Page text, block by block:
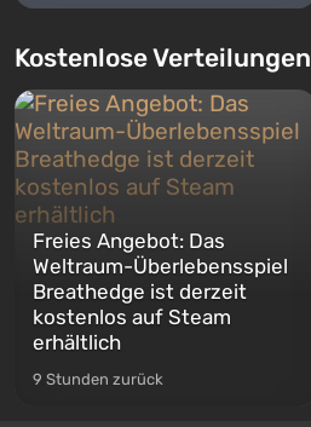
Kostenlose Verteilungen
Freies Angebot: Das
Weltraum-Überlebensspiel
Breathedge ist derzeit
kostenlos auf Steam
erhältlich
9 Stunden zurück